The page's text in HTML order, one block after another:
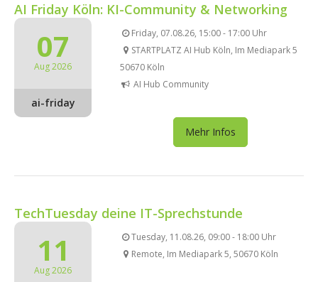
AI Friday Köln: KI-Community & Networking
07
Aug 2026
ai-friday
Friday, 07.08.26, 15:00 - 17:00 Uhr
STARTPLATZ AI Hub Köln, Im Mediapark 5
50670 Köln
AI Hub Community
Mehr Infos
TechTuesday deine IT-Sprechstunde
11
Aug 2026
Tuesday, 11.08.26, 09:00 - 18:00 Uhr
Remote, Im Mediapark 5, 50670 Köln